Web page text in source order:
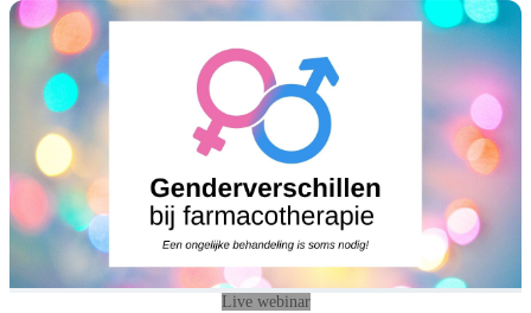
Live webinar